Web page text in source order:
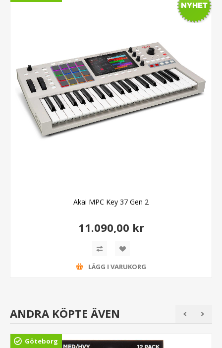
Akai MPC Key 37 Gen 2
11.090,00 kr
LÄGG I VARUKORG
ANDRA KÖPTE ÄVEN
Göteborg